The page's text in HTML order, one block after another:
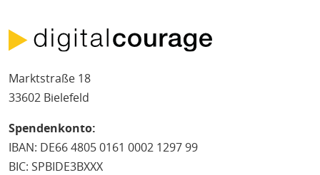
Marktstraße 18
33602 Bielefeld
Spendenkonto:
IBAN: DE66 4805 0161 0002 1297 99
BIC: SPBIDE3BXXX